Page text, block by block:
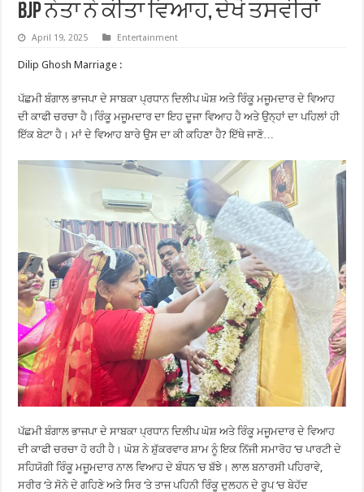
BJP ਨੇਤਾ ਨੇ ਕੀਤਾ ਵਿਆਹ, ਦੇਖੋ ਤਸਵੀਰਾਂ
April 19, 2025 Entertainment
Dilip Ghosh Marriage :
ਪੱਛਮੀ ਬੰਗਾਲ ਭਾਜਪਾ ਦੇ ਸਾਬਕਾ ਪ੍ਰਧਾਨ ਦਿਲੀਪ ਘੋਸ਼ ਅਤੇ ਰਿੰਕੂ ਮਜੂਮਦਾਰ ਦੇ ਵਿਆਹ
ਦੀ ਕਾਫੀ ਚਰਚਾ ਹੈ।ਰਿੰਕੂ ਮਜੂਮਦਾਰ ਦਾ ਇਹ ਦੂਜਾ ਵਿਆਹ ਹੈ ਅਤੇ ਉਨ੍ਹਾਂ ਦਾ ਪਹਿਲਾਂ ਹੀ
ਇੱਕ ਬੇਟਾ ਹੈ। ਮਾਂ ਦੇ ਵਿਆਹ ਬਾਰੇ ਉਸ ਦਾ ਕੀ ਕਹਿਣਾ ਹੈ? ਇੱਥੇ ਜਾਣੋ…
ਪੱਛਮੀ ਬੰਗਾਲ ਭਾਜਪਾ ਦੇ ਸਾਬਕਾ ਪ੍ਰਧਾਨ ਦਿਲੀਪ ਘੋਸ਼ ਅਤੇ ਰਿੰਕੂ ਮਜੂਮਦਾਰ ਦੇ ਵਿਆਹ
ਦੀ ਕਾਫੀ ਚਰਚਾ ਹੋ ਰਹੀ ਹੈ। ਘੋਸ਼ ਨੇ ਸ਼ੁੱਕਰਵਾਰ ਸ਼ਾਮ ਨੂੰ ਇਕ ਨਿੱਜੀ ਸਮਾਰੋਹ ‘ਚ ਪਾਰਟੀ ਦੇ
ਸਹਿਯੋਗੀ ਰਿੰਕੂ ਮਜੂਮਦਾਰ ਨਾਲ ਵਿਆਹ ਦੇ ਬੰਧਨ ‘ਚ ਬੱਝੇ। ਲਾਲ ਬਨਾਰਸੀ ਪਹਿਰਾਵੇ,
ਸਰੀਰ ‘ਤੇ ਸੋਨੇ ਦੇ ਗਹਿਣੇ ਅਤੇ ਸਿਰ ‘ਤੇ ਤਾਜ ਪਹਿਨੀ ਰਿੰਕੂ ਦੁਲਹਨ ਦੇ ਰੂਪ ‘ਚ ਬੇਹੱਦ